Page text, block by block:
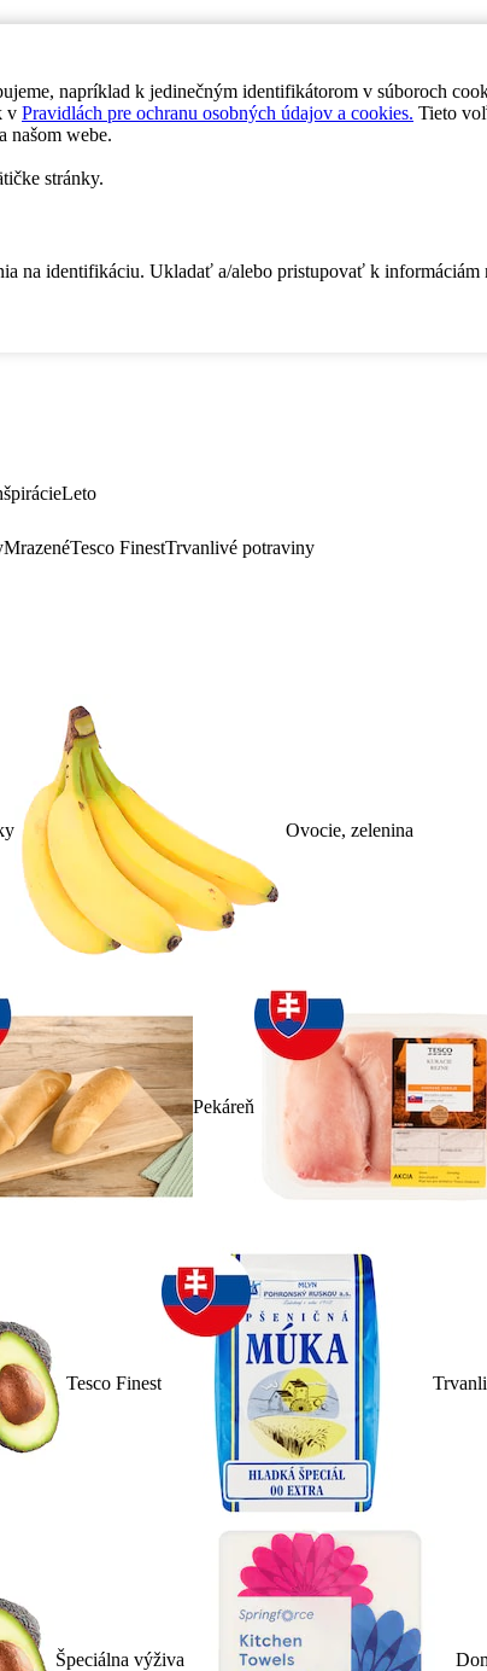
napríklad k jedinečným identifikátorom v súboroch
v Pravidlách pre ochranu osobných údajov a cookies. Tieto
našom webe.
stránky.
na identifikáciu. Ukladať a/alebo pristupovať k informáciám
Leto
MrazenéTesco FinestTrvanlivé potraviny
Ovocie, zelenina
Pekáreň
Tesco Finest
Špeciálna výživa